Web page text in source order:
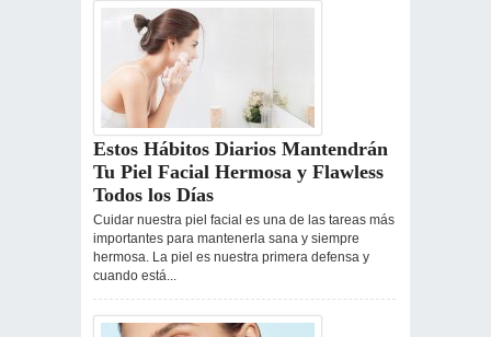
Estos Hábitos Diarios Mantendrán
Tu Piel Facial Hermosa y Flawless
Todos los Días
Cuidar nuestra piel facial es una de las tareas más
importantes para mantenerla sana y siempre
hermosa. La piel es nuestra primera defensa y
cuando está...